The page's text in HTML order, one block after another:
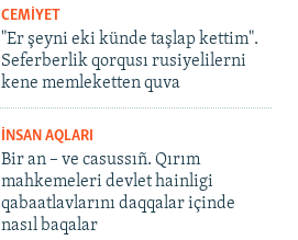
CEMİYET
"Er şeyni eki künde taşlap kettim".
Seferberlik qorqusı rusiyelilerni
kene memleketten quva
İNSAN AQLARI
Bir an – ve casussıñ. Qırım
mahkemeleri devlet hainligi
qabaatlavlarını daqqalar içinde
nasıl baqalar